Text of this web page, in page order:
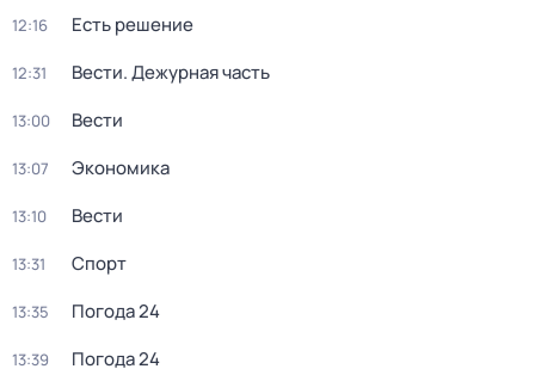
12:16 Есть решение
12:31 Вести. Дежурная часть
13:00 Вести
13:07 Экономика
13:10 Вести
13:31 Спорт
13:35 Погода 24
13:39 Погода 24